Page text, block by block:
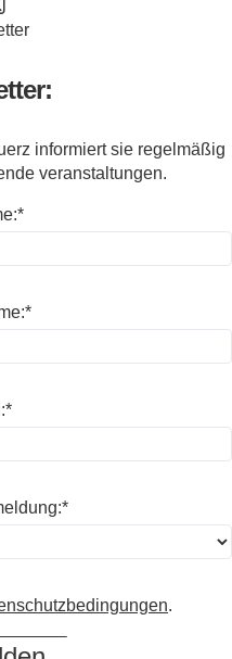
informiert sie regelmäßig
veranstaltungen.
.